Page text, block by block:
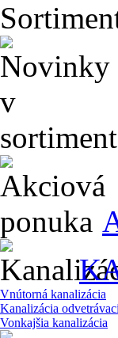
Vnútorná kanalizácia
Kanalizácia
Vonkajšia kanalizácia